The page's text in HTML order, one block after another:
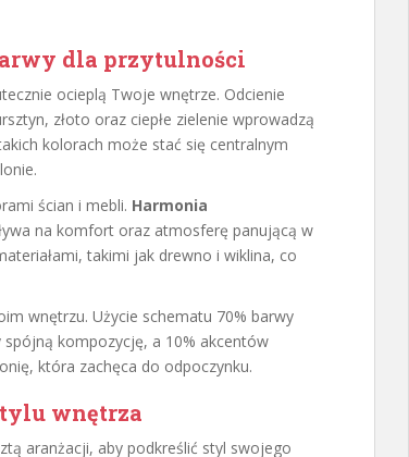
dla przytulności
ocieplą Twoje wnętrze. Odcienie
złoto oraz ciepłe zielenie wprowadzą
kolorach może stać się centralnym
ścian i mebli. Harmonia
na komfort oraz atmosferę panującą w
takimi jak drewno i wiklina, co
wnętrzu. Użycie schematu 70% barwy
kompozycję, a 10% akcentów
która zachęca do odpoczynku.
wnętrza
aranżacji, aby podkreślić styl swojego